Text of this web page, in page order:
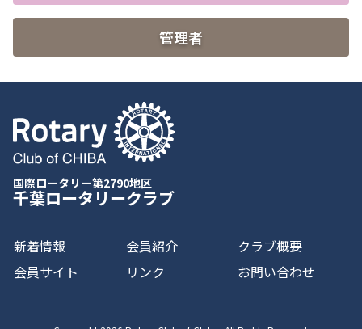
管理者
国際ロータリー第2790地区
千葉ロータリークラブ
新着情報 会員紹介
クラブ概要
会員サイト
リンク お問い合わせ